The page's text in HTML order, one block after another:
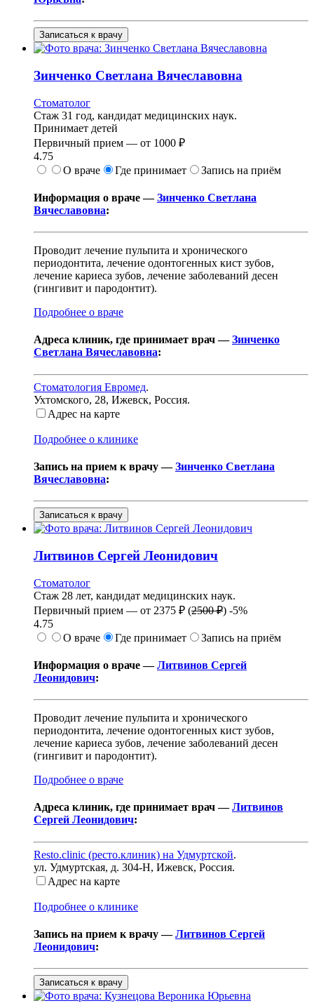
Записаться к врачу
Зинченко Светлана Вячеславовна
Стоматолог
Стаж 31 год, кандидат медицинских наук.
Принимает детей
Первичный прием — от 1000 ₽
4.75
О враче
Где принимает Запись на приём
Информация о враче —Зинченко Светлана
Вячеславовна:
Проводит лечение пульпита и хронического
периодонтита, лечение одонтогенных кист зубов,
лечение кариеса зубов, лечение заболеваний десен
(гингивит и пародонтит).
Подробнее о враче
Адреса клиник, где принимает врач —Зинченко
Светлана Вячеславовна:
Стоматология Евромед.
Ухтомского, 28, Ижевск, Россия.
Адрес на карте
Подробнее о клинике
Запись на прием к врачу —Зинченко Светлана
Вячеславовна:
Записаться к врачу
Литвинов Сергей Леонидович
Стоматолог
Стаж 28 лет, кандидат медицинских наук.
Первичный прием — от 2375 ₽ (2500 ₽) -5%
4.75
О враче
Где принимает Запись на приём
Информация о враче —Литвинов Сергей
Леонидович:
Проводит лечение пульпита и хронического
периодонтита, лечение одонтогенных кист зубов,
лечение кариеса зубов, лечение заболеваний десен
(гингивит и пародонтит).
Подробнее о враче
Адреса клиник, где принимает врач —Литвинов
Сергей Леонидович:
Resto.clinic (ресто.клиник) на Удмуртской.
ул. Удмуртская, д. 304-Н, Ижевск, Россия.
Адрес на карте
Подробнее о клинике
Запись на прием к врачу —Литвинов Сергей
Леонидович:
Записаться к врачу